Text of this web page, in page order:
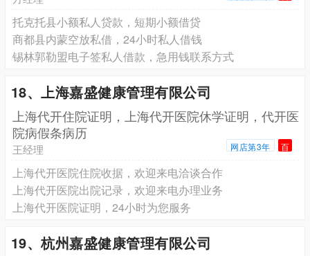
托克托县小额私人贷款，短期小额借贷
商都县内蒙空放私借，24小时私人借钱
锡林郭勒盟电子签私人借款，急用钱联系方式
18、上海嘉盛健康管理有限公司
上海代开住院证明，上海代开医院休学证明，代开医
院病假条病历
王经理 网店第3年 百
上海代开医院住院收据，欢迎来电洽谈合作
上海代开医院出院记录，欢迎来电办理业务
上海代开医院证明，24小时为您服务
19、杭州嘉盛健康管理有限公司